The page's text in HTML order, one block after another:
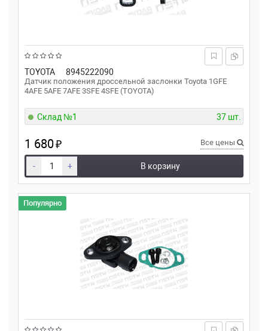
TOYOTA 8945222090
Датчик положения дроссельной заслонки Toyota 1GFE
4AFE 5AFE 7AFE 3SFE 4SFE (TOYOTA)
Склад №1 37 шт.
1 680₽ Все цены
- + В корзину
Популярно